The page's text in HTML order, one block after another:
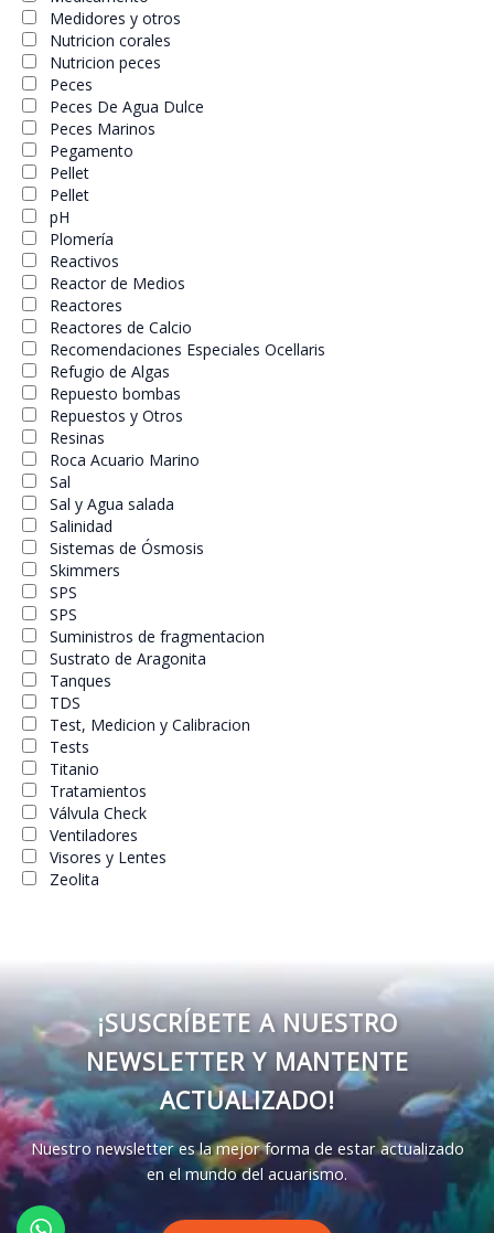
Medidores y otros
Nutricion corales
Nutricion peces
Peces
Peces De Agua Dulce
Peces Marinos
Pegamento
Pellet
Pellet
pH
Plomería
Reactivos
Reactor de Medios
Reactores
Reactores de Calcio
Recomendaciones Especiales Ocellaris
Refugio de Algas
Repuesto bombas
Repuestos y Otros
Resinas
Roca Acuario Marino
Sal
Sal y Agua salada
Salinidad
Sistemas de Ósmosis
Skimmers
SPS
SPS
Suministros de fragmentacion
Sustrato de Aragonita
Tanques
TDS
Test, Medicion y Calibracion
Tests
Titanio
Tratamientos
Válvula Check
Ventiladores
Visores y Lentes
Zeolita
¡SUSCRÍBETE A NUESTRO
NEWSLETTER Y MANTENTE
ACTUALIZADO!
Nuestro newsletter es la mejor forma de estar actualizado
en el mundo del acuarismo.